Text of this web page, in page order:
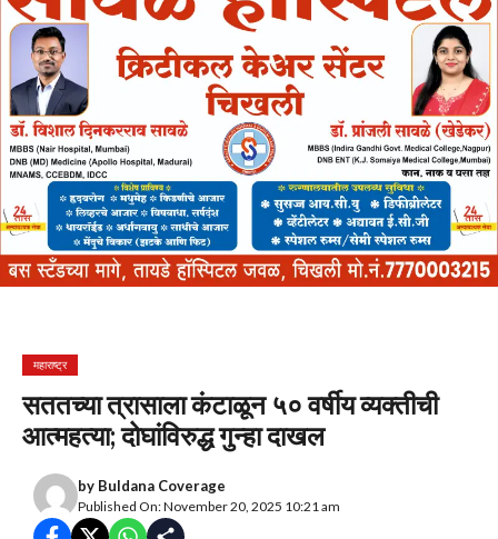
महाराष्ट्र
सततच्या त्रासाला कंटाळून ५० वर्षीय व्यक्तीची
आत्महत्या; दोघांविरुद्ध गुन्हा दाखल
by Buldana Coverage
Published On: November 20, 2025 10:21 am